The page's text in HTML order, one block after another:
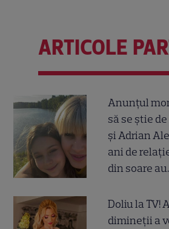
ARTICOLE
Anunțul
să se știe
și Adrian
ani de
din soare
Doliu la TV!
dimineții a